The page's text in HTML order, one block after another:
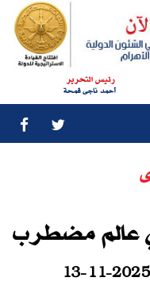
رئيس التحرير
أحمد ناجى قمحة
عالم مضطرب
13-11-2025